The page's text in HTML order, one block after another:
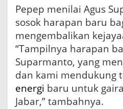
Pepep menilai Agus
sosok harapan baru
mengembalikan
“Tampilnya harapan
Suparmanto, yang
energi baru untuk
Jabar,” tambahnya.